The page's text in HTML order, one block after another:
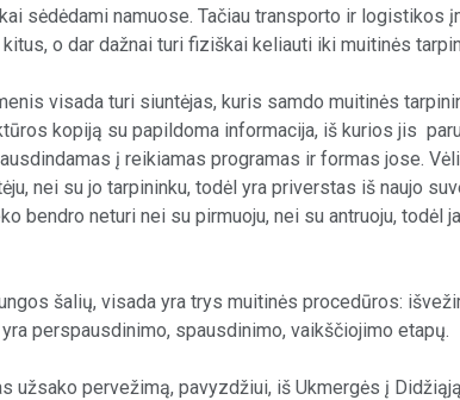
sėdėdami namuose. Tačiau transporto ir logistikos
o dar dažnai turi fiziškai keliauti iki muitinės
visada turi siuntėjas, kuris samdo muitinės
kopiją su papildoma informacija, iš kurios jis
į reikiamas programas ir formas jose.
nei su jo tarpininku, todėl yra priverstas iš naujo
bendro neturi nei su pirmuoju, nei su antruoju, todėl
šalių, visada yra trys muitinės procedūros:
perspausdinimo, spausdinimo, vaikščiojimo etapų.
užsako pervežimą, pavyzdžiui, iš Ukmergės į